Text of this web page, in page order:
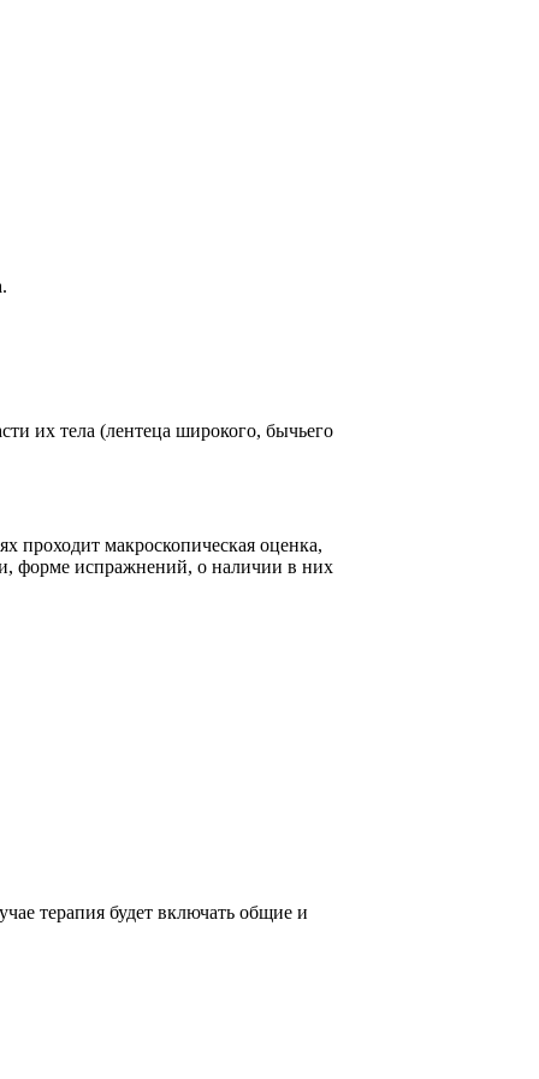
их тела (лентеца широкого, бычьего
проходит макроскопическая оценка,
форме испражнений, о наличии в них
терапия будет включать общие и